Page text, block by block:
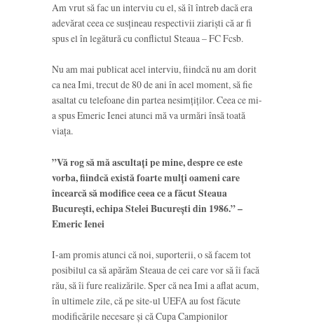
Am vrut să fac un interviu cu el, să îl întreb dacă era
adevărat ceea ce susțineau respectivii ziariști că ar fi
spus el în legătură cu conflictul Steaua – FC Fcsb.
Nu am mai publicat acel interviu, fiindcă nu am dorit
ca nea Imi, trecut de 80 de ani în acel moment, să fie
asaltat cu telefoane din partea nesimțiților. Ceea ce mi-
a spus Emeric Ienei atunci mă va urmări însă toată
viața.
”Vă rog să mă ascultați pe mine, despre ce este
vorba, fiindcă există foarte mulți oameni care
încearcă să modifice ceea ce a făcut Steaua
București, echipa Stelei București din 1986.” –
Emeric Ienei
I-am promis atunci că noi, suporterii, o să facem tot
posibilul ca să apărăm Steaua de cei care vor să îi facă
rău, să îi fure realizările. Sper că nea Imi a aflat acum,
în ultimele zile, că pe site-ul UEFA au fost făcute
modificările necesare și că Cupa Campionilor